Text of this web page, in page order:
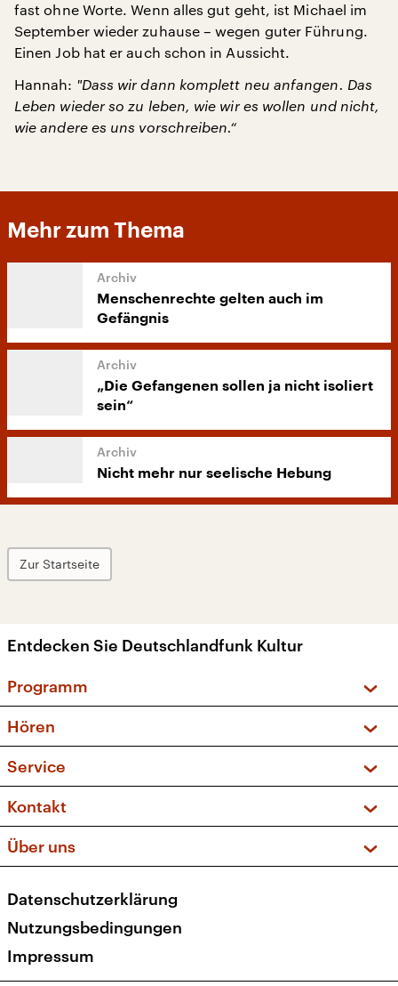
fast ohne Worte. Wenn alles gut geht, ist Michael im
September wieder zuhause – wegen guter Führung.
Einen Job hat er auch schon in Aussicht.
Hannah: "Dass wir dann komplett neu anfangen. Das
Leben wieder so zu leben, wie wir es wollen und nicht,
wie andere es uns vorschreiben.“
Mehr zum Thema
Menschenrechte gelten auch im
Gefängnis
„Die Gefangenen sollen ja nicht isoliert
sein“
Nicht mehr nur seelische Hebung
Zur Startseite
Entdecken Sie Deutschlandfunk Kultur
Programm
Sendungen und Podcasts
Musikliste
Kakadu – Das Kinderprogramm
Hören
Frequenzen (UKW + DAB+)
Service
FAQ
Apps
Newsletter
Veranstaltungen
Kontakt
Social Media
Über uns
Presse
Karriere
Transparenz
Datenschutzerklärung
Nutzungsbedingungen
Impressum